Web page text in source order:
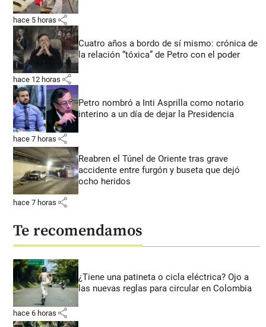
hace 5 horas share
Cuatro años a bordo de sí mismo: crónica de
la relación “tóxica” de Petro con el poder
hace 12 horas share
Petro nombró a Inti Asprilla como notario
interino a un día de dejar la Presidencia
hace 7 horas share
Reabren el Túnel de Oriente tras grave
accidente entre furgón y buseta que dejó
ocho heridos
hace 7 horas share
Te recomendamos
¿Tiene una patineta o cicla eléctrica? Ojo a
las nuevas reglas para circular en Colombia
hace 6 horas share